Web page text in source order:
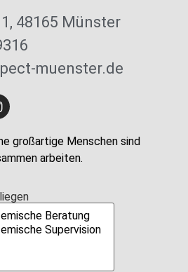
48165 Münster
muenster.de
großartige Menschen sind
arbeiten.